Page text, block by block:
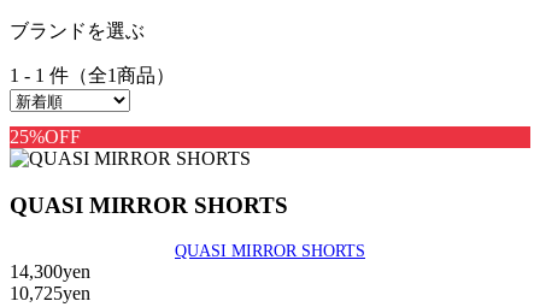
ブランドを選ぶ
1 - 1 件（全1商品）
25%OFF
QUASI MIRROR SHORTS
QUASI MIRROR SHORTS
14,300yen
10,725yen